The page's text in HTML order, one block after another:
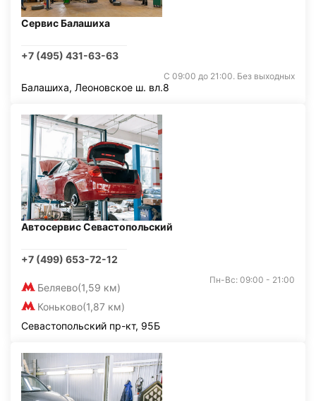
Сервис Балашиха
+7 (495) 431-63-63
С 09:00 до 21:00. Без выходных
Балашиха, Леоновское ш. вл.8
Автосервис Севастопольский
+7 (499) 653-72-12
Беляево(1,59 км)
Коньково(1,87 км)
Пн-Вс: 09:00 - 21:00
Севастопольский пр-кт, 95Б